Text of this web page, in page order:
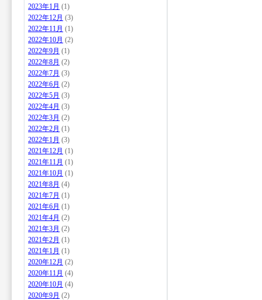
2023年1月 (1)
2022年12月 (3)
2022年11月 (1)
2022年10月 (2)
2022年9月 (1)
2022年8月 (2)
2022年7月 (3)
2022年6月 (2)
2022年5月 (3)
2022年4月 (3)
2022年3月 (2)
2022年2月 (1)
2022年1月 (3)
2021年12月 (1)
2021年11月 (1)
2021年10月 (1)
2021年8月 (4)
2021年7月 (1)
2021年6月 (1)
2021年4月 (2)
2021年3月 (2)
2021年2月 (1)
2021年1月 (1)
2020年12月 (2)
2020年11月 (4)
2020年10月 (4)
2020年9月 (2)